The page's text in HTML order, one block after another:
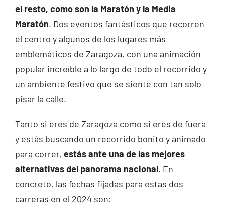
el resto, como son la Maratón y la Media
Maratón. Dos eventos fantásticos que recorren
el centro y algunos de los lugares más
emblemáticos de Zaragoza, con una animación
popular increíble a lo largo de todo el recorrido y
un ambiente festivo que se siente con tan solo
pisar la calle.
Tanto si eres de Zaragoza como si eres de fuera
y estás buscando un recorrido bonito y animado
para correr, estás ante una de las mejores
alternativas del panorama nacional. En
concreto, las fechas fijadas para estas dos
carreras en el 2024 son: